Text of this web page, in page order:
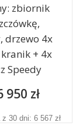
zbiornik
drzewo 4x
+ 4x
Speedy
950 zł
30 dni: 6 567 zł